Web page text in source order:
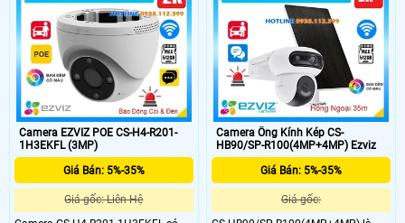
người thông minh phù hợp lắp đặt
ngoài trời.
chuẩn nén H.265 giúp tiết kiệm
băng thông. Camera còn tích hợp
micro, loa, hỗ trợ đàm thoại hai
chiều, khe cắm thẻ nhớ đến 512GB,
tầm nhìn hồng ngoại 10m và kết nối
WiFi tiện lợi.
Camera EZVIZ POE CS-H4-R201-
1H3EKFL (3MP)
Giá Bán: 5%-35%
Giá gốc: Liên Hệ
Camera Ống Kính Kép CS-
HB90/SP-R100(4MP+4MP) Ezviz
Giá Bán: 5%-35%
Giá gốc: